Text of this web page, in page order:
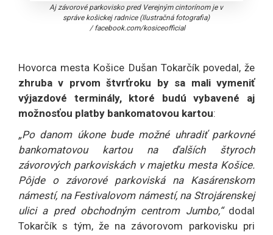
Aj závorové parkovisko pred Verejným cintorínom je v
správe košickej radnice (Ilustračná fotografia)
/facebook.com/kosiceofficial
Hovorca mesta Košice Dušan Tokarčík povedal, že
zhruba v prvom štvrťroku by sa mali vymeniť
výjazdové terminály, ktoré budú vybavené aj
možnosťou platby bankomatovou kartou:
„Po danom úkone bude možné uhradiť parkovné
bankomatovou kartou na ďalších štyroch
závorových parkoviskách v majetku mesta Košice.
Pôjde o závorové parkoviská na Kasárenskom
námestí, na Festivalovom námestí, na Strojárenskej
ulici a pred obchodným centrom Jumbo,“ dodal
Tokarčík s tým, že na závorovom parkovisku pri